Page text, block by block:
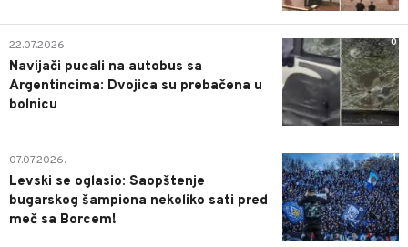
0
22.07.2026.
Navijači pucali na autobus sa
Argentincima: Dvojica su prebačena u
bolnicu
1
07.07.2026.
Levski se oglasio: Saopštenje
bugarskog šampiona nekoliko sati pred
meč sa Borcem!